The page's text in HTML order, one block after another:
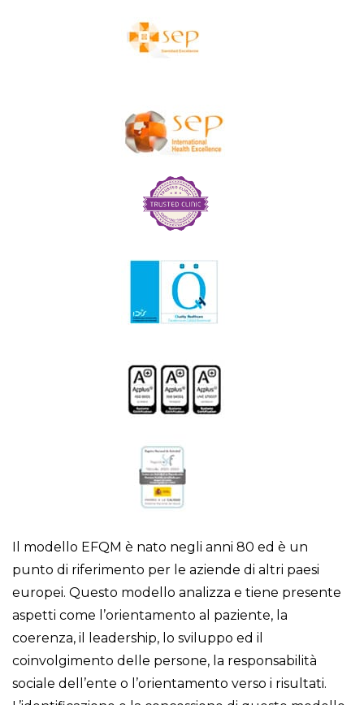
Il modello EFQM è nato negli anni 80 ed è un
punto di riferimento per le aziende di altri paesi
europei. Questo modello analizza e tiene presente
aspetti come l’orientamento al paziente, la
coerenza, il leadership, lo sviluppo ed il
coinvolgimento delle persone, la responsabilità
sociale dell’ente o l’orientamento verso i risultati.